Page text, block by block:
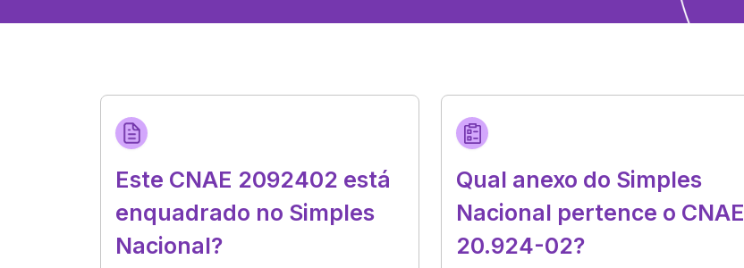
Este CNAE 2092402 está
enquadrado no Simples
Nacional?
Qual anexo do Simples
Nacional pertence o CNAE
20.924-02?